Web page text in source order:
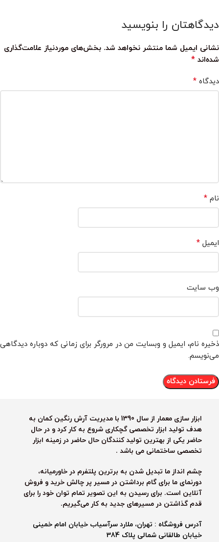
دیدگاهتان را بنویسید
نشانی ایمیل شما منتشر نخواهد شد. بخش‌های موردنیاز علامت‌گذاری
شده‌اند *
دیدگاه *
نام *
ایمیل *
وب‌ سایت
ذخیره نام، ایمیل و وبسایت من در مرورگر برای زمانی که دوباره دیدگاهی
می‌نویسم.
ابزار سازی معمار از سال 1390 با مدیریت آرش رنگین کمان به
هدف تولید ابزار تخصصی گچکاری شروع به کار کرد و در حال
حاضر یکی از بهترین تولید کنندگان حال حاضر در زمینه ابزار
تخصصی ساختمانی می باشد .
چشم انداز ما تبدیل شدن به برترین پلتفرم در خاورمیانه،
دورنمای ما برای گام برداشتن در مسیر پر چالش خرید و فروش
آنلاین است. برای رسیدن به این تصویر تمام توان خود را برای
قدم گذاشتن در مسیرهای جدید به کار می‌گیریم.
آدرس فروشگاه : تهران، ملارد سرآسیاب خیابان امام خمینی
خیابان طالقانی شمالی پلاک 384